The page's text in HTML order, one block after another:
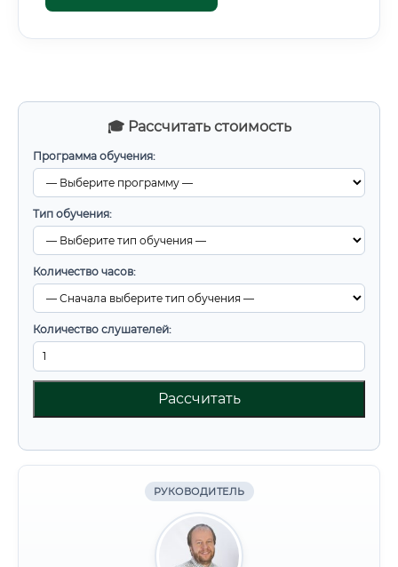
🎓 Рассчитать стоимость
Программа обучения:
Тип обучения:
Количество часов:
Количество слушателей:
Рассчитать
РУКОВОДИТЕЛЬ